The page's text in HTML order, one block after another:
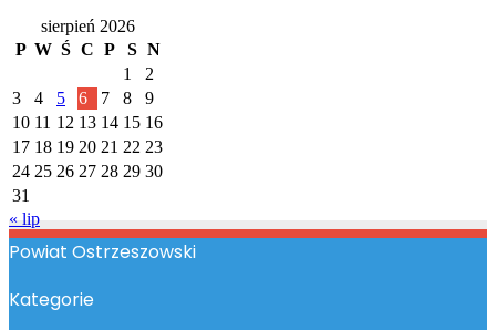
sierpień 2026
P W Ś C P S N
1
2
3
4 5 6 7 8
9
10 11 12 13 14 15 16
17 18 19 20 21 22 23
24 25 26 27 28 29 30
31
« lip
Powiat Ostrzeszowski
Kategorie